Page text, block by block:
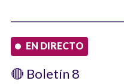
EN DIRECTO
🔴 Boletín 8